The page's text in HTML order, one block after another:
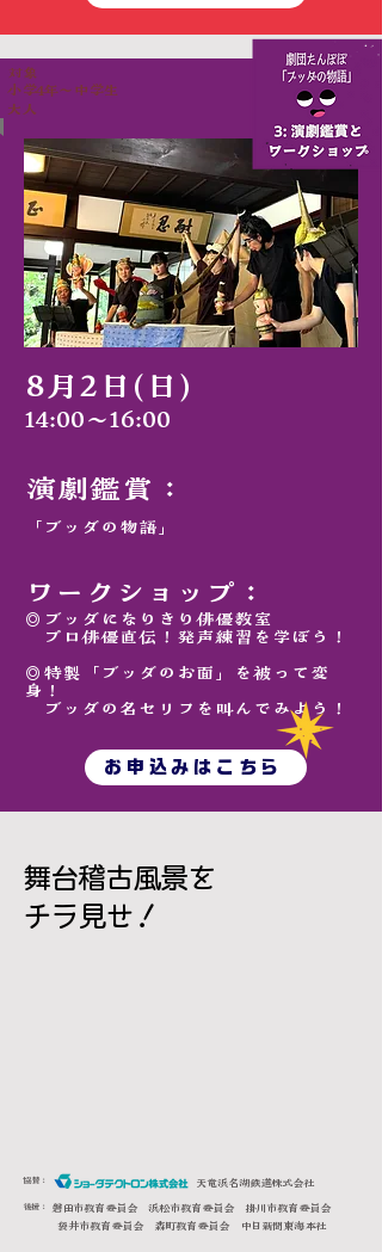
​対象
小学4年～中学生
​大人
​8月2日(日)
14:00～16:00
演劇鑑賞：
「ブッダの物語」
ワークショップ：
◎ブッダになりきり俳優教室
​ プロ俳優直伝！発声練習を学ぼう！
​◎特製「ブッダのお面」を被って変
身！
ブッダの名セリフを叫んでみよう！
お申込みはこちら
​舞台稽古風景を
チラ見せ！
​協賛： 天竜浜名湖鉄道株式会社
磐田市教育委員会 浜松市教育委員会 掛川市教育委員会
袋井市教育委員会 森町教育委員会 中日新聞東海本社
後援：